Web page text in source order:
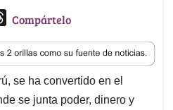
T
r
e
a
d
Compártelo
se ha convertido en el
se junta poder, dinero y